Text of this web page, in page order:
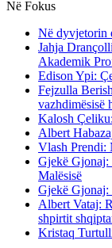
Në Fokus
Në dyvjetorin
Jahja
Akademik
Edison Ypi:
Fejzulla
vazhdimësisë
Kalosh
Albert
Vlash Prendi:
Gjekë Gjonaj:
Malësisë
Gjekë
Albert Vataj:
shpirtit
Kristaq